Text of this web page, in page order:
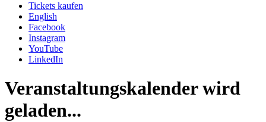
Tickets kaufen
English
Facebook
Instagram
YouTube
LinkedIn
Veranstaltungskalender wird
geladen...